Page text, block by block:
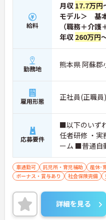
給料
月収 17.7万円
モデル＞ 基
（職務＋介
年収 260万円
勤務地 熊本県 阿蘇郡
雇用形態 正社員(正職員)
応募要件
■以下のいず
任者研修 ・実
ーム ■普通自
須
車通勤可 託児所・育児補助
産休･
ボーナス・賞与あり
社会保険完備
詳細を見る